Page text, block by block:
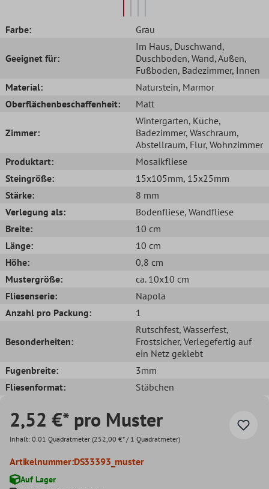
Farbe: Grau
Geeignet für:
Im Haus, Duschwand,
Duschboden, Wand, Außen,
Fußboden, Badezimmer, Innen
Material:
Naturstein, Marmor
Oberflächenbeschaffenheit:
Matt
Zimmer:
Wintergarten, Küche,
Badezimmer, Waschraum,
Abstellraum, Flur, Wohnzimmer
Produktart:
Mosaikfliese
Steingröße:
15x105mm, 15x25mm
Stärke:
8 mm
Verlegung als:
Bodenfliese, Wandfliese
Breite:
10 cm
Länge:
10 cm
Höhe:
0,8 cm
Mustergröße:
ca. 10x10 cm
Fliesenserie:
Napola
Anzahl pro Packung:
1
Besonderheiten:
Rutschfest, Wasserfest,
Frostsicher, Verlegefertig auf
ein Netz geklebt
Fugenbreite:
3mm
Fliesenformat:
Stäbchen
2,52 €* pro Muster
Inhalt: 0.01 Quadratmeter (252,00 €* / 1 Quadratmeter)
Artikelnummer:DS33393_muster
Auf Lager